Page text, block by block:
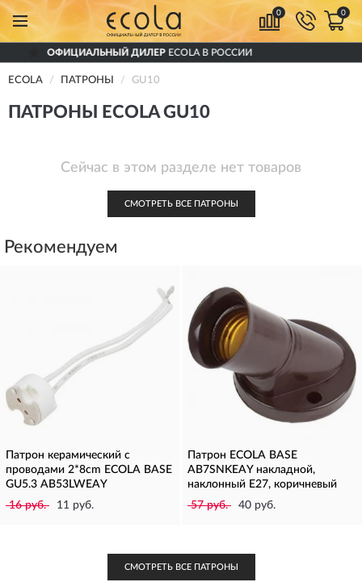
0 0
ДИЛЕРECOLA В РОССИИ
ECOLA ПАТРОНЫ GU10
ПАТРОНЫ ECOLA GU10
Сейчас в этом разделе нет товаров
СМОТРЕТЬ ВСЕ ПАТРОНЫ
Рекомендуем
Патрон керамический с
проводами 2*8cm ECOLA BASE
GU5.3 AB53LWEAY
16 руб.
11 руб.
Патрон ECOLA BASE
AB7SNKEAY накладной,
наклонный E27, коричневый
57 руб.
40 руб.
СМОТРЕТЬ ВСЕ ПАТРОНЫ